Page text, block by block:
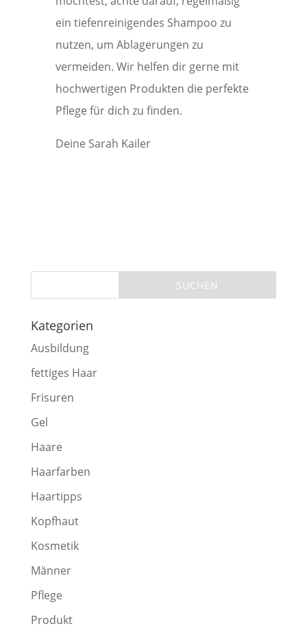
ein tiefenreinigendes Shampoo zu
nutzen, um Ablagerungen zu
vermeiden. Wir helfen dir gerne mit
hochwertigen Produkten die perfekte
Pflege für dich zu finden.
Deine Sarah Kailer
Kategorien
Ausbildung
fettiges Haar
Frisuren
Gel
Haare
Haarfarben
Haartipps
Kopfhaut
Kosmetik
Männer
Pflege
Produkt